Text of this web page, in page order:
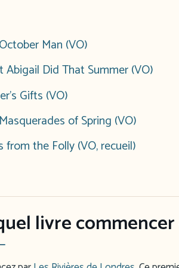
Man (VO)
Abigail Did That Summer (VO)
Gifts (VO)
of Spring (VO)
from the Folly (VO, recueil)
livre commencer